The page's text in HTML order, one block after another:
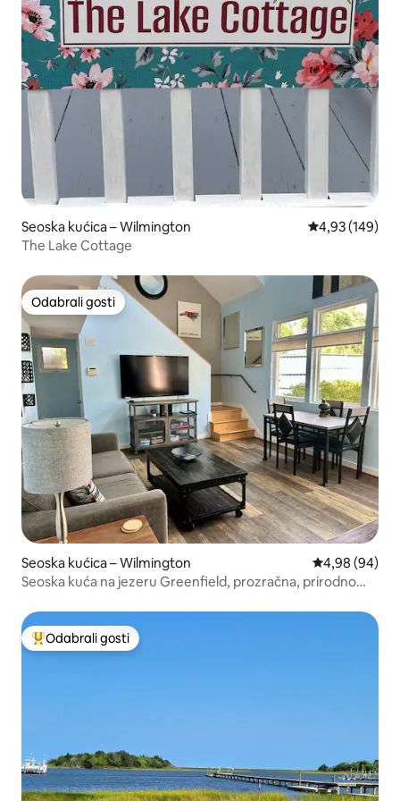
Seoska kućica – Wilmington Prosječna
4,93 (149)
The Lake Cottage
Odabrali gosti
Odabrali gosti
Seoska kućica – Wilmington Prosječna
4,98 (94)
Seoska kuća na jezeru Greenfield, prozračna, prirodno
Među najviše rangiranima s oznakom „Odabrali gosti”
Odabrali gosti